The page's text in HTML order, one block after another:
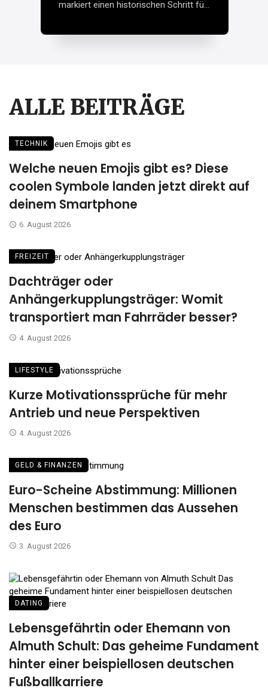
markiert einen historischen Schritt für
der ...
ALLE BEITRÄGE
TECHNIK
Welche neuen Emojis gibt es? Diese
coolen Symbole landen jetzt direkt auf
deinem Smartphone
6. August 2026
FREIZEIT
Dachträger oder
Anhängerkupplungsträger: Womit
transportiert man Fahrräder besser?
4. August 2026
LIFESTYLE
Kurze Motivationssprüche für mehr
Antrieb und neue Perspektiven
4. August 2026
GELD & FINANZEN
Euro-Scheine Abstimmung: Millionen
Menschen bestimmen das Aussehen
des Euro
3. August 2026
DATING
Lebensgefährtin oder Ehemann von
Almuth Schult: Das geheime Fundament
hinter einer beispiellosen deutschen
Fußballkarriere